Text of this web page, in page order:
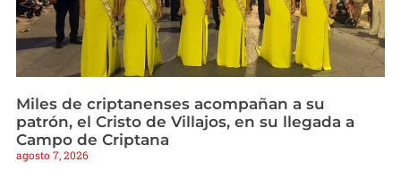
Miles de criptanenses acompañan a su
patrón, el Cristo de Villajos, en su llegada a
Campo de Criptana
agosto 7, 2026